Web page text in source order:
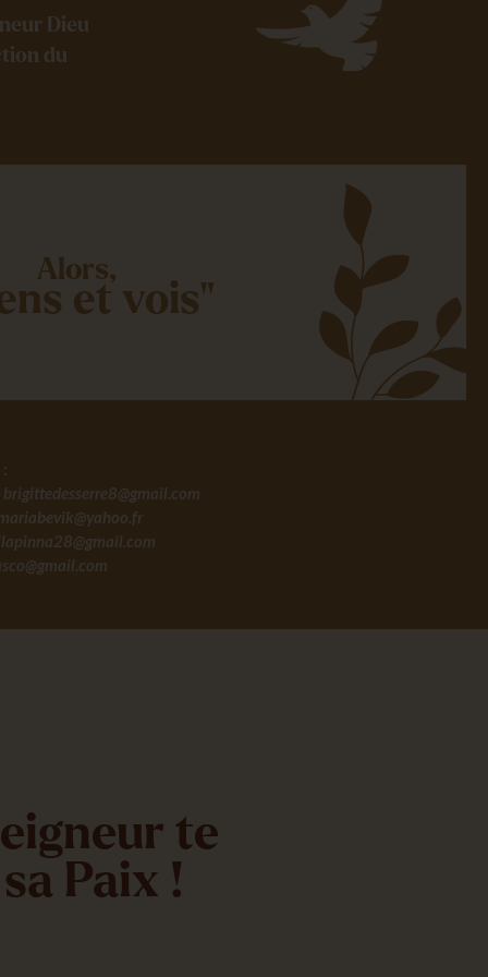
Dieu
du
Alors,
et vois"
brigittedesserre8@gmail.com
te
Paix !